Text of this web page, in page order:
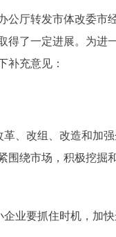
诉即办
厅转发市体改委市经
得了一定进展。为进
补充意见：
改组、改造和加强
围绕市场，积极挖掘
要抓住时机，加快